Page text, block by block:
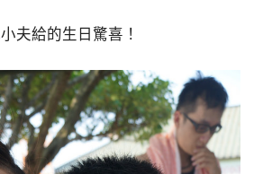
小夫給的生日驚喜！